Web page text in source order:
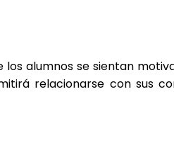
alumnos se sientan
relacionarse con sus